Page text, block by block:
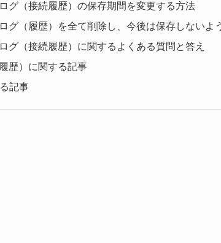
グ（接続履歴）の保存期間を変更する方法
グ（履歴）を全て削除し、今後は保存しないよ
グ（接続履歴）に関するよくある質問と答え
歴）に関する記事
記事